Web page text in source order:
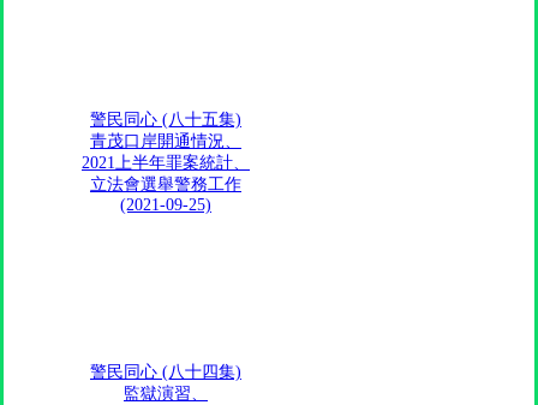
警民同心 (八十五集)
青茂口岸開通情況、
2021上半年罪案統計、
立法會選舉警務工作
(2021-09-25)
警民同心 (八十四集)
監獄演習、